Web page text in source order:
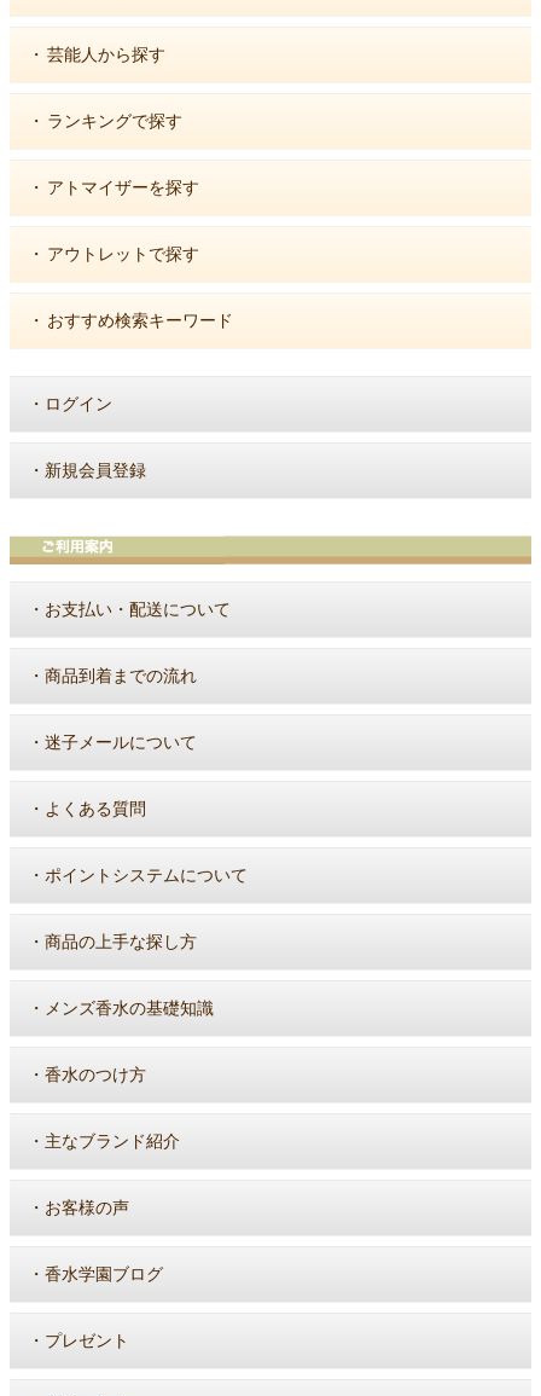
・ 芸能人から探す
・ ランキングで探す
・ アトマイザーを探す
・ アウトレットで探す
・ おすすめ検索キーワード
・ ログイン
・ 新規会員登録
・ お支払い・配送について
・ 商品到着までの流れ
・ 迷子メールについて
・ よくある質問
・ ポイントシステムについて
・ 商品の上手な探し方
・ メンズ香水の基礎知識
・ 香水のつけ方
・ 主なブランド紹介
・ お客様の声
・ 香水学園ブログ
・ プレゼント